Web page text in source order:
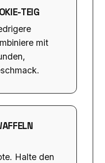
TEIG
mit
Halte den